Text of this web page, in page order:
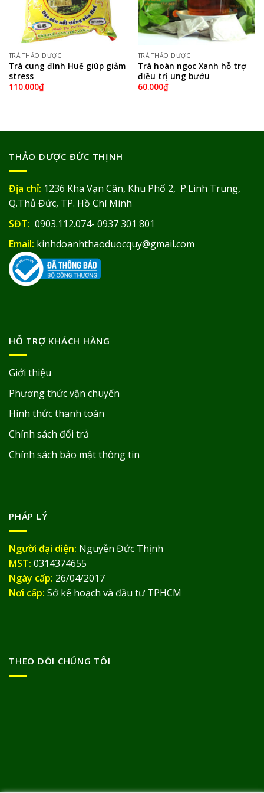
TRÀ THẢO DƯỢC
Trà cung đình Huế giúp giảm
stress
110.000₫
TRÀ THẢO DƯỢC
Trà hoàn ngọc Xanh hỗ trợ
điều trị ung bướu
60.000₫
THẢO DƯỢC ĐỨC THỊNH
Địa chỉ: 1236 Kha Vạn Cân, Khu Phố 2, P.Linh Trung,
Q.Thủ Đức, TP. Hồ Chí Minh
SĐT: 0903.112.074- 0937 301 801
Email: kinhdoanhthaoduocquy@gmail.com
HỖ TRỢ KHÁCH HÀNG
Giới thiệu
Phương thức vận chuyển
Hình thức thanh toán
Chính sách đổi trả
Chính sách bảo mật thông tin
PHÁP LÝ
Người đại diện: Nguyễn Đức Thịnh
MST: 0314374655
Ngày cấp: 26/04/2017
Nơi cấp: Sở kế hoạch và đầu tư TPHCM
THEO DÕI CHÚNG TÔI